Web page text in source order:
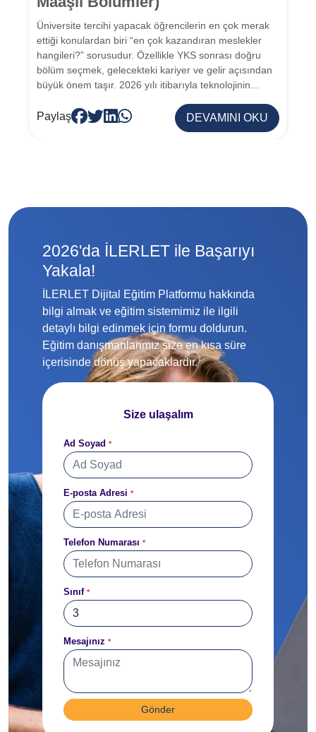
Üniversite tercihi yapacak öğrencilerin en çok merak
ettiği konulardan biri “en çok kazandıran meslekler
hangileri?” sorusudur. Özellikle YKS sonrası doğru
bölüm seçmek, gelecekteki kariyer ve gelir açısından
büyük önem taşır. 2026 yılı itibarıyla teknolojinin...
Paylaş DEVAMINI OKU
2026'da İLERLET ile Başarıyı
Yakala!
İLERLET Dijital Eğitim Platformu hakkında
bilgi almak ve eğitim sistemimiz ile ilgili
detaylı bilgi edinmek için formu doldurun.
Eğitim danışmanlarımız size en kısa süre
içerisinde dönüş yapacaklardır.
Size ulaşalım
Ad Soyad *
E-posta Adresi *
Telefon Numarası *
Sınıf *
Mesajınız *
Gönder